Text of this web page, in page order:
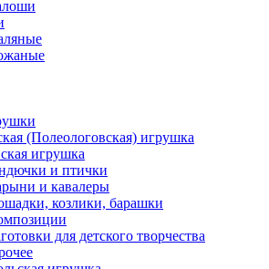
(Полеологовская) игрушка
игрушка
и птички
и кавалеры
козлики, барашки
для детского творчества